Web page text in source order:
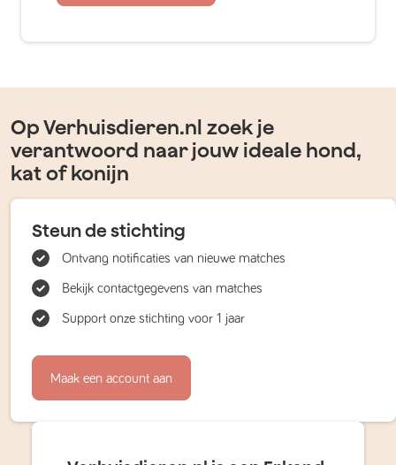
Op Verhuisdieren.nl zoek je
verantwoord naar jouw ideale hond,
kat of konijn
Steun de stichting
Ontvang notificaties van nieuwe matches
Bekijk contactgegevens van matches
Support onze stichting voor 1 jaar
Maak een account aan